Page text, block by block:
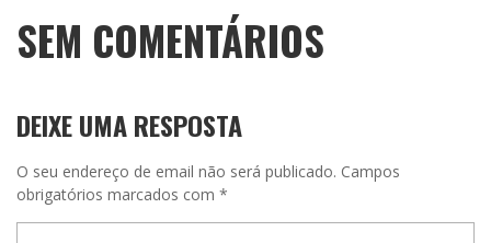
SEM COMENTÁRIOS
DEIXE UMA RESPOSTA
O seu endereço de email não será publicado. Campos
obrigatórios marcados com *